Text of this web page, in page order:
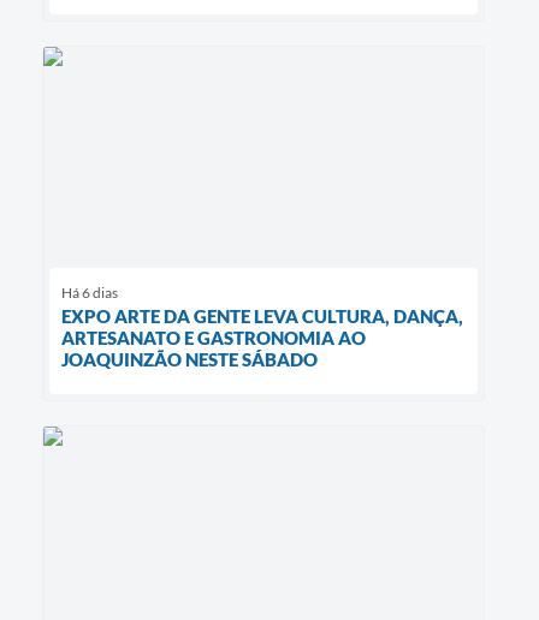
Há 6 dias
EXPO ARTE DA GENTE LEVA CULTURA, DANÇA,
ARTESANATO E GASTRONOMIA AO
JOAQUINZÃO NESTE SÁBADO